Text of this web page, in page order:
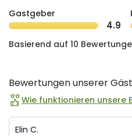
Gastgeber
4.9
Basierend auf 10
Bewertungen unserer
Wie funktionieren unsere
Elin C.